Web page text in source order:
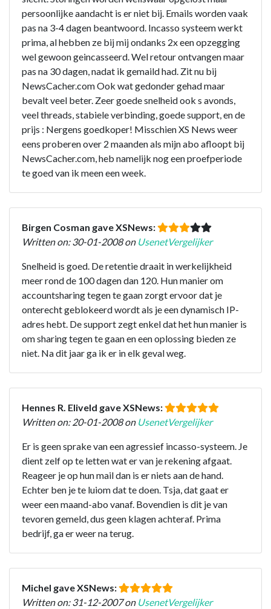
persoonlijke aandacht is er niet bij. Emails worden vaak
pas na 3-4 dagen beantwoord. Incasso systeem werkt
prima, al hebben ze bij mij ondanks 2x een opzegging
wel gewoon geincasseerd. Wel retour ontvangen maar
pas na 30 dagen, nadat ik gemaild had. Zit nu bij
NewsCacher.com Ook wat gedonder gehad maar
bevalt veel beter. Zeer goede snelheid ook s avonds,
veel threads, stabiele verbinding, goede support, en de
prijs : Nergens goedkoper! Misschien XS News weer
eens proberen over 2 maanden als mijn abo afloopt bij
NewsCacher.com, heb namelijk nog een proefperiode
te goed van ik meen een week.
Birgen Cosman gave XSNews:
Written on: 30-01-2008 on UsenetVergelijker
Snelheid is goed. De retentie draait in werkelijkheid
meer rond de 100 dagen dan 120. Hun manier om
accountsharing tegen te gaan zorgt ervoor dat je
onterecht geblokeerd wordt als je een dynamisch IP-
adres hebt. De support zegt enkel dat het hun manier is
om sharing tegen te gaan en een oplossing bieden ze
niet. Na dit jaar ga ik er in elk geval weg.
Hennes R. Eliveld gave XSNews:
Written on: 20-01-2008 on UsenetVergelijker
Er is geen sprake van een agressief incasso-systeem. Je
dient zelf op te letten wat er van je rekening afgaat.
Reageer je op hun mail dan is er niets aan de hand.
Echter ben je te luiom dat te doen. Tsja, dat gaat er
weer een maand-abo vanaf. Bovendien is dit je van
tevoren gemeld, dus geen klagen achteraf. Prima
bedrijf, ga er weer na terug.
Michel gave XSNews:
Written on: 31-12-2007 on UsenetVergelijker